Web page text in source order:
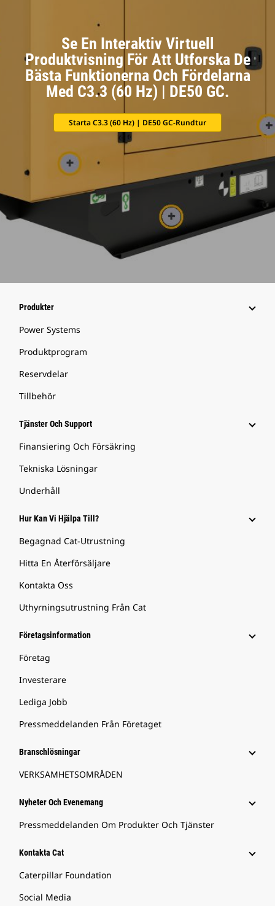
Se En Interaktiv Virtuell
Produktvisning För Att Utforska De
Bästa Funktionerna Och Fördelarna
Med C3.3 (60 Hz) | DE50 GC.
Starta C3.3 (60 Hz) | DE50 GC-Rundtur
Produkter
Power Systems
Produktprogram
Reservdelar
Tillbehör
Tjänster Och Support
Finansiering Och Försäkring
Tekniska Lösningar
Underhåll
Hur Kan Vi Hjälpa Till?
Begagnad Cat-Utrustning
Hitta En Återförsäljare
Kontakta Oss
Uthyrningsutrustning Från Cat
Företagsinformation
Företag
Investerare
Lediga Jobb
Pressmeddelanden Från Företaget
Branschlösningar
VERKSAMHETSOMRÅDEN
Nyheter Och Evenemang
Pressmeddelanden Om Produkter Och Tjänster
Kontakta Cat
Caterpillar Foundation
Social Media